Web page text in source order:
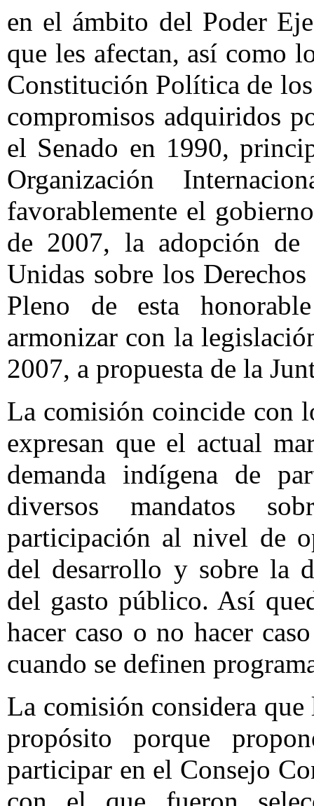
en el ámbito del Poder
que les afectan, así como
Constitución Política de
compromisos adquiridos
el Senado en 1990,
Organización
favorablemente el
de 2007, la adopción de
Unidas sobre los
Pleno de esta
armonizar con la
2007, a propuesta de la
La comisión coincide con
expresan que el actual
demanda indígena de
diversos mandatos
participación al nivel de
del desarrollo y sobre la
del gasto público. Así
hacer caso o no hacer
cuando se definen
La comisión considera
propósito porque
participar en el Consejo